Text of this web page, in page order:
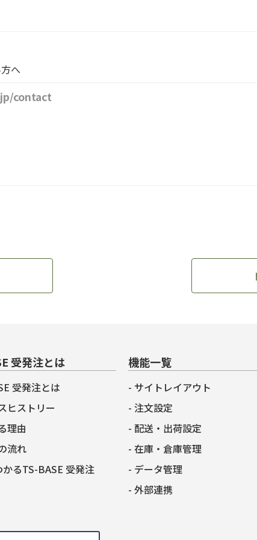
へ
contact
受発注とは
受発注とは
ヒストリー
理由
流れ
るTS-BASE 受発注
機能一覧
サイトレイアウト
注文設定
配送・出荷設定
在庫・倉庫管理
データ管理
外部連携